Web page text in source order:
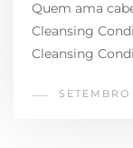
Quem ama
Cleansing
Cleansing